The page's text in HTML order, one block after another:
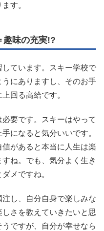
す。
趣味の充実!?
ています。スキー学校で
にありますし、そのお手
回る高給です。
要です。スキーはやって
になると気分いいです。
があると本当に人生は楽
ね。でも、気分よく生き
メですね。
し、自分自身で楽しみな
さを教えていきたいと思
ですが、自分が幸せなら